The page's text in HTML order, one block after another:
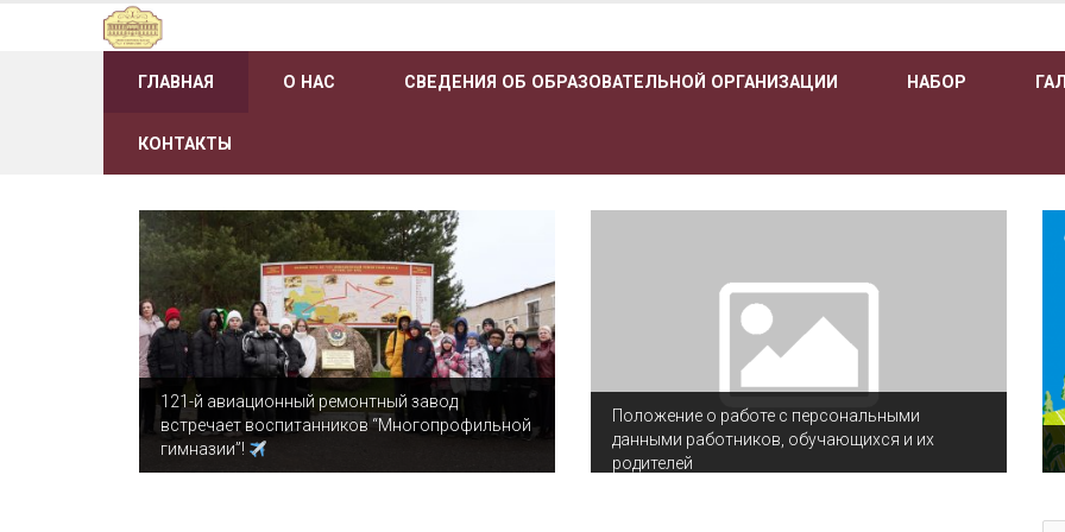
ГЛАВНАЯ О НАС СВЕДЕНИЯ ОБ ОБРАЗОВАТЕЛЬНОЙ ОРГАНИЗАЦИИ НАБОР
КОНТАКТЫ
121-й авиационный ремонтный завод
встречает воспитанников “Многопрофильной
гимназии”!
Положение о работе с персональными
данными работников, обучающихся и их
родителей